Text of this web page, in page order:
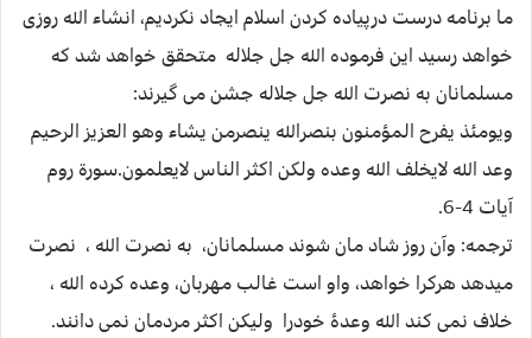
ما برنامه درست درپیاده کردن اسلام ایجاد نکردیم، انشاء الله روزی
خواهد رسید این فرموده الله جل جلاله متحقق خواهد شد که
مسلمانان به نصرت الله جل جلاله جشن می گیرند:
ویومئذ یفرح المؤمنون بنصرالله ینصرمن یشاء وهو العزیز الرحیم
وعد الله لایخلف الله وعده ولکن اکثر الناس لایعلمون.سورة روم
آیات 4-6.
ترجمه: وآن روز شاد مان شوند مسلمانان، به نصرت الله ، نصرت
میدهد هرکرا خواهد، واو است غالب مهربان، وعده کرده الله ،
خلاف نمی کند الله وعدۀ خودرا ولیکن اکثر مردمان نمی دانند.